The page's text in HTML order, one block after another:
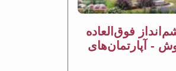
فوق‌العاده
- آپارتمان‌های